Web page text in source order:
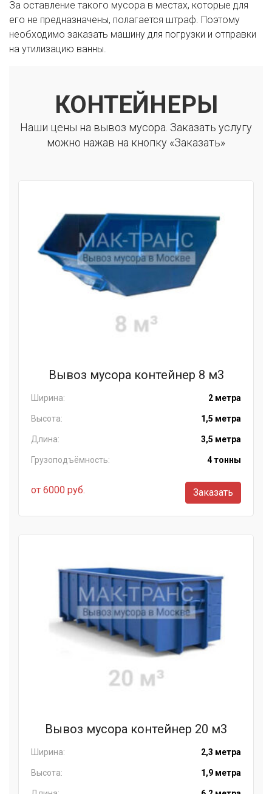
За оставление такого мусора в местах, которые для
его не предназначены, полагается штраф. Поэтому
необходимо заказать машину для погрузки и отправки
на утилизацию ванны.
КОНТЕЙНЕРЫ
Наши цены на вывоз мусора. Заказать услугу
можно нажав на кнопку «Заказать»
Вывоз мусора контейнер 8 м3
Ширина: 2 метра
Высота: 1,5 метра
Длина: 3,5 метра
Грузоподъёмность: 4 тонны
от 6000 руб. Заказать
Вывоз мусора контейнер 20 м3
Ширина: 2,3 метра
Высота: 1,9 метра